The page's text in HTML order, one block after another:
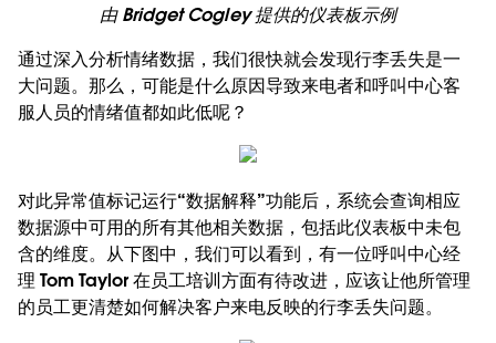
由 Bridget Cogley 提供的仪表板示例
通过深入分析情绪数据，我们很快就会发现行李丢失是一
大问题。那么，可能是什么原因导致来电者和呼叫中心客
服人员的情绪值都如此低呢？
对此异常值标记运行“数据解释”功能后，系统会查询相应
数据源中可用的所有其他相关数据，包括此仪表板中未包
含的维度。从下图中，我们可以看到，有一位呼叫中心经
理 Tom Taylor 在员工培训方面有待改进，应该让他所管理
的员工更清楚如何解决客户来电反映的行李丢失问题。